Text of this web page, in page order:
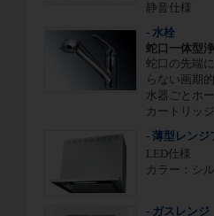
静音仕様
- 水栓
蛇口一体型
蛇口の先端
らない画期
水器ごとホ
カートリッ
- 薄型レンジ
LED仕様
カラー：シ
- ガスレンジ